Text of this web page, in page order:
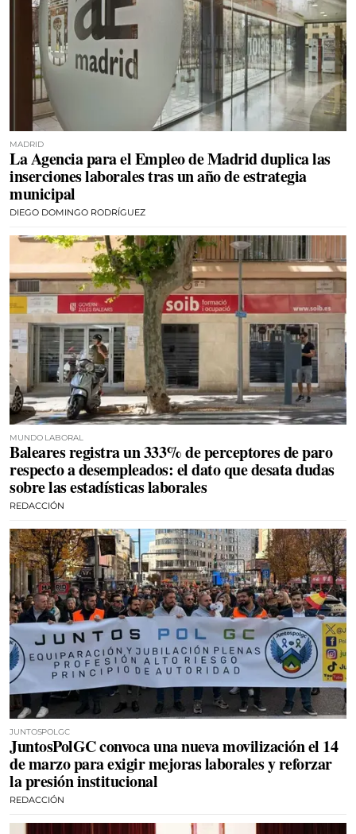
MADRID
La Agencia para el Empleo de Madrid duplica las
inserciones laborales tras un año de estrategia
municipal
DIEGO DOMINGO RODRÍGUEZ
MUNDO LABORAL
Baleares registra un 333% de perceptores de paro
respecto a desempleados: el dato que desata dudas
sobre las estadísticas laborales
REDACCIÓN
JUNTOSPOLGC
JuntosPolGC convoca una nueva movilización el 14
de marzo para exigir mejoras laborales y reforzar
la presión institucional
REDACCIÓN